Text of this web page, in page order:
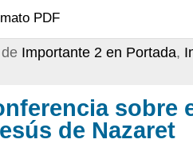
PDF
Importante 2 en Portada,
sobre
de Nazaret